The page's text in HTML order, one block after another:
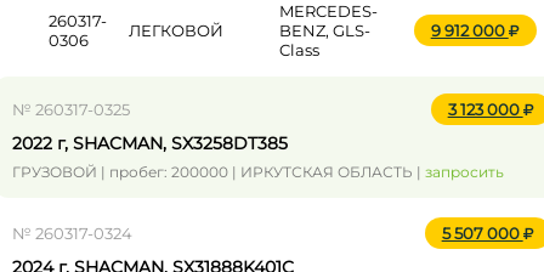
260317-
0306
ЛЕГКОВОЙ
MERCEDES-
BENZ, GLS-
Class
9 912 000
№ 260317-0325 3 123 000
2022 г, SHACMAN, SX3258DT385
ГРУЗОВОЙ | пробег: 200000 | ИРКУТСКАЯ ОБЛАСТЬ | запросить
№ 260317-0324 5 507 000
2024 г, SHACMAN, SX31888K401C